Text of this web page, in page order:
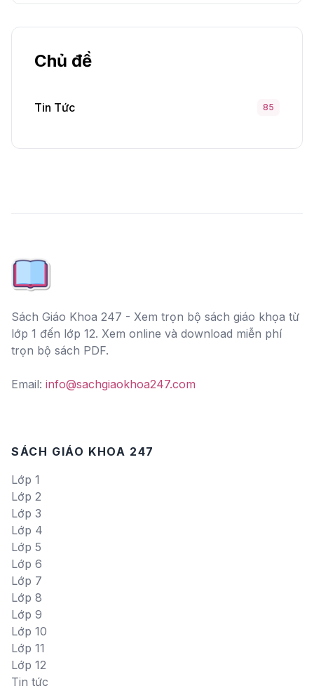
Chủ đề
Tin Tức 85
Sách Giáo Khoa 247 - Xem trọn bộ sách giáo khọa từ
lớp 1 đến lớp 12. Xem online và download miễn phí
trọn bộ sách PDF.
Email: info@sachgiaokhoa247.com
SÁCH GIÁO KHOA 247
Lớp 1
Lớp 2
Lớp 3
Lớp 4
Lớp 5
Lớp 6
Lớp 7
Lớp 8
Lớp 9
Lớp 10
Lớp 11
Lớp 12
Tin tức